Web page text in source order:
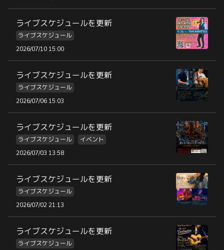
ライブスケジュールを更新
ライブスケジュール
2026/07/10 15:00
ライブスケジュールを更新
ライブスケジュール
2026/07/06 15:03
ライブスケジュールを更新
ライブスケジュール
イベント
2026/07/03 13:58
ライブスケジュールを更新
ライブスケジュール
2026/07/02 21:13
ライブスケジュールを更新
ライブスケジュール